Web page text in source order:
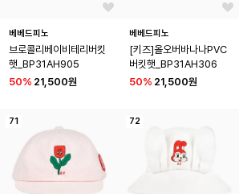
베베드피노
브로콜리베이비테리버킷
햇_BP31AH905
50% 21,500원
베베드피노
[키즈]올오버바나나PVC
버킷햇_BP31AH306
50% 21,500원
71 72